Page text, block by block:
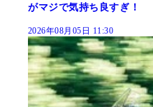
がマジで気持ち良すぎ！
2026年08月05日 11:30